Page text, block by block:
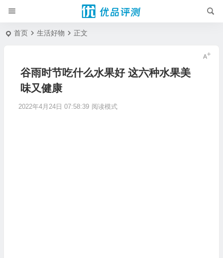
首页 生活好物 正文
谷雨时节吃什么水果好 这六种水果美
味又健康
2022年4月24日 07:58:39 阅读模式